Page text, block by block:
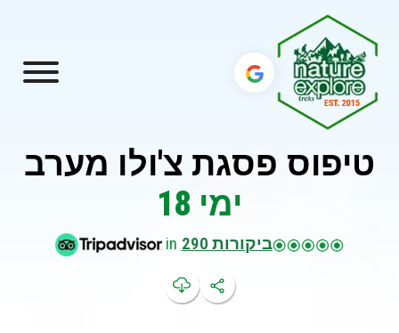
טיפוס פסגת צ'ולו מערב
ימי 18
ביקורות 290